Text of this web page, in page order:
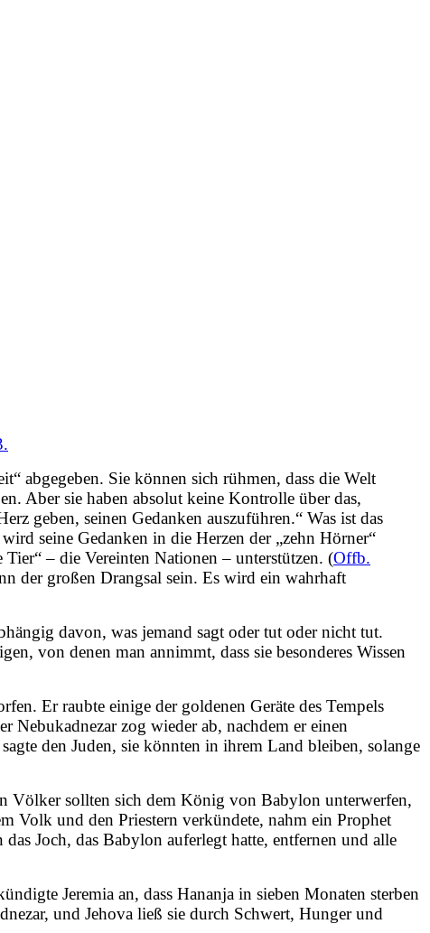
abgegeben. Sie können sich rühmen, dass die Welt
Aber sie haben absolut keine Kontrolle über das,
geben, seinen Gedanken auszuführen.“ Was ist das
seine Gedanken in die Herzen der „zehn Hörner“
– die Vereinten Nationen – unterstützen. (Offb.
der großen Drangsal sein. Es wird ein wahrhaft
davon, was jemand sagt oder tut oder nicht tut.
von denen man annimmt, dass sie besonderes Wissen
Er raubte einige der goldenen Geräte des Tempels
zog wieder ab, nachdem er einen
den Juden, sie könnten in ihrem Land bleiben, solange
Völker sollten sich dem König von Babylon unterwerfen,
Volk und den Priestern verkündete, nahm ein Prophet
Joch, das Babylon auferlegt hatte, entfernen und alle
Jeremia an, dass Hananja in sieben Monaten sterben
und Jehova ließ sie durch Schwert, Hunger und